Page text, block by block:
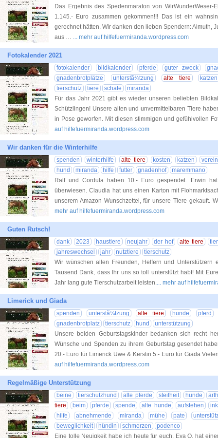
Das Ergebnis des Spedenmaraton von
1.145.- Euro zusammen gekommen!!! Das ist ein
gerechnet hätten. Wir danken den lieben Spendern: Almuth,
aus … ... mehr auf hilfefuermiranda.wordpress.com
Fotokalender 2021
fotokalender bildkalender pferde guter zweck
gnadenbrotplätze
unterstã¼tzung alte tiere
katzen
tierschutz
tiere schafe
miranda
Für das Jahr 2021 gibt es wieder unseren beliebten
Schützlingen! Unsere alten und unvermittelbaren Tiere
in Pose geworfen. Mit diesen stimmigen und gefühlvollen
auf hilfefuermiranda.wordpress.com
Wir danken für die Winterhilfe
spenden winterhilfe alte tiere kosten katzen
verein
hund
miranda hilfe futter gnadenhof
maremmano
Ralf und Cordula haben 10.- Euro gespendet. Erwin
überwiesen. Claudia hat uns einen Karton mit
unserem Amazon Wunschzettel, für unsere Tiere
mehr auf hilfefuermiranda.wordpress.com
Guten Rutsch!
dank 2023 haustiere neujahr der hof alte tiere
jahreswechsel
jahr nutztiere
tierschutz
Wir wünschen allen Freunden, Helfern und Unterstützern
Tausend Dank, dass Ihr uns so toll unterstützt habt! Mit
Jahr lang gute Tierschutzarbeit leisten.... mehr auf
Limerick und Giada
spenden unterstã¼tzung alte tiere hunde
pferd
gnadenbrotplatz
tierschutz hund
unterstützung
Unsere beiden Geburtstagskinder bedanken sich recht
Wünsche und Spenden zu ihrem Geburtstag gesendet
20.- Euro für Limerick Uwe & Kerstin 5.- Euro für Giada
auf hilfefuermiranda.wordpress.com
Regelmäßige Unterstützung
beine tierschutzhund alte pferde steifheit hunde
tiere
beim pferde spende alte hunde aufstehen
hilfe
abnehmende miranda mühe pate
beweglichkeit
hündin schmerzen
podenco
Eine tolle Neuigkeit habe ich heute für euch. Eva O. hat